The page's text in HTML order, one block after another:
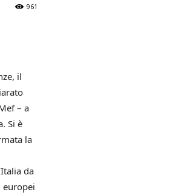
961
il
– a
Si è
la
da
europei